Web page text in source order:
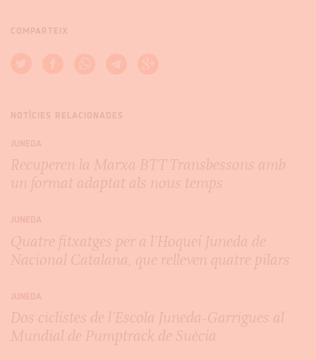
COMPARTEIX
NOTÍCIES RELACIONADES
JUNEDA
Recuperen la Marxa BTT Transbessons amb
un format adaptat als nous temps
JUNEDA
Quatre fitxatges per a l’Hoquei Juneda de
Nacional Catalana, que relleven quatre pilars
JUNEDA
Dos ciclistes de l’Escola Juneda-Garrigues al
Mundial de Pumptrack de Suècia